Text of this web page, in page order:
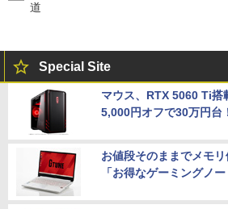
道
Special Site
マウス、RTX 5060 Ti搭
5,000円オフで30万円台
お値段そのままでメモ
「お得なゲーミングノー